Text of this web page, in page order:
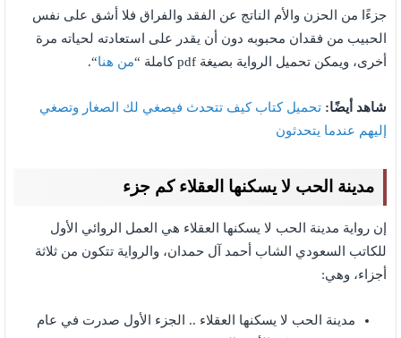
جزءًا من الحزن والأم الناتج عن الفقد والفراق فلا أشق على نفس
الحبيب من فقدان محبوبه دون أن يقدر على استعادته لحياته مرة
أخرى، ويمكن تحميل الرواية بصيغة pdf كاملة “
من هنا“.
شاهد أيضًا: تحميل كتاب كيف تتحدث فيصغي لك الصغار وتصغي
إليهم عندما يتحدثون
مدينة الحب لا يسكنها العقلاء كم جزء
إن رواية مدينة الحب لا يسكنها العقلاء هي العمل الروائي الأول
للكاتب السعودي الشاب أحمد آل حمدان، والرواية تتكون من ثلاثة
أجزاء، وهي:
مدينة الحب لا يسكنها العقلاء .. الجزء الأول صدرت في عام